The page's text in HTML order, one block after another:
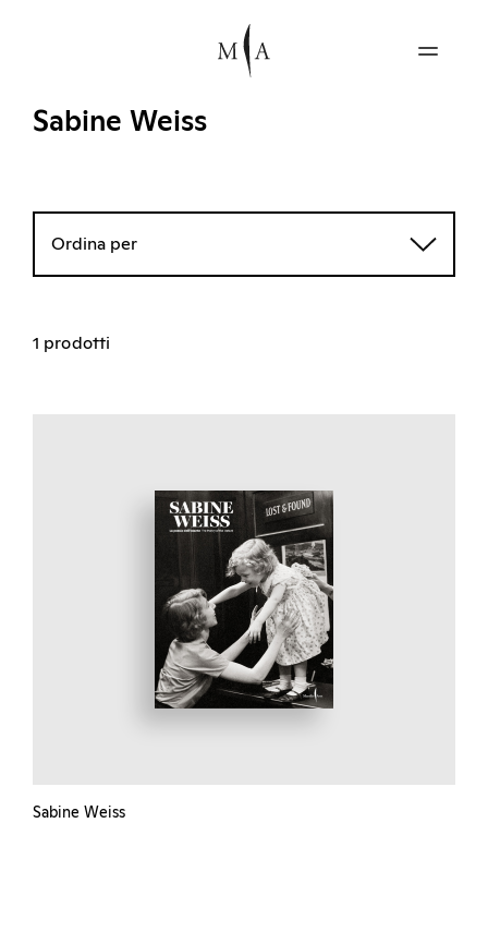
Sabine Weiss
Ordina per
1 prodotti
Sabine Weiss